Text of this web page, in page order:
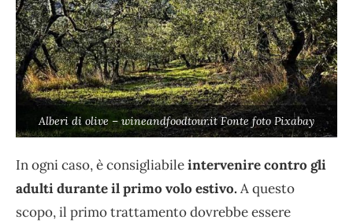
Alberi di olive – wineandfoodtour.it Fonte foto Pixabay
In ogni caso, è consigliabileintervenire contro gli
adulti durante il primo volo estivo. A questo
scopo, il primo trattamento dovrebbe essere